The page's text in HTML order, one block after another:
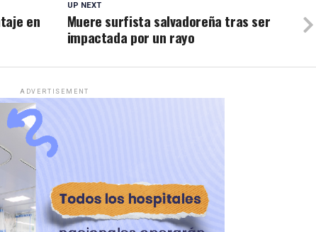
UP NEXT
Muere surfista salvadoreña tras ser
impactada por un rayo
en
ADVERTISEMENT